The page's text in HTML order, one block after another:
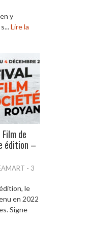
y
Lire la
de
édition –
- 3
le
en 2022
Signe